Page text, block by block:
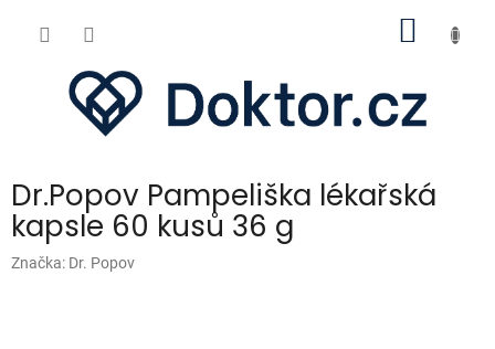
Dr.Popov Pampeliška lékařská
kapsle 60 kusů 36 g
Značka: Dr. Popov